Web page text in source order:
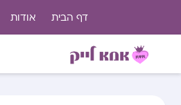
דף הבית אודות